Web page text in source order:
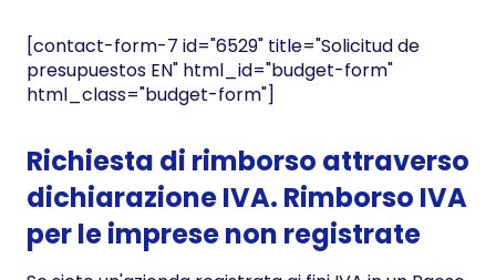
[contact-form-7 id="6529" title="Solicitud de
presupuestos EN" html_id="budget-form"
html_class="budget-form"]
Richiesta di rimborso attraverso
dichiarazione IVA. Rimborso IVA
per le imprese non registrate